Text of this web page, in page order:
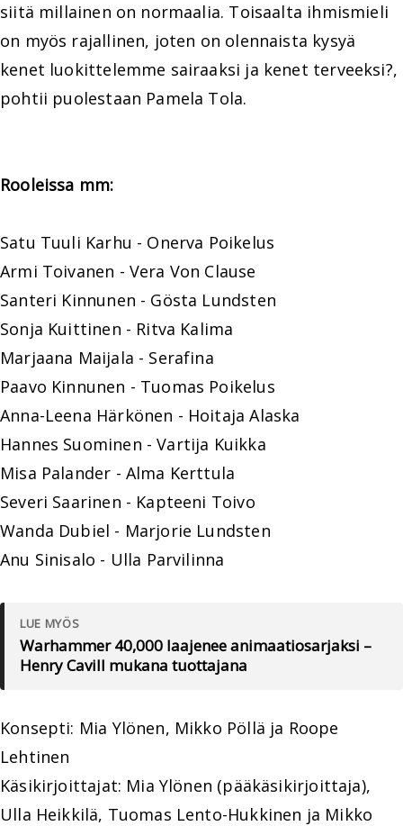
siitä millainen on normaalia. Toisaalta ihmismieli
on myös rajallinen, joten on olennaista kysyä
kenet luokittelemme sairaaksi ja kenet terveeksi?,
pohtii puolestaan Pamela Tola.
Rooleissa mm:
Satu Tuuli Karhu - Onerva Poikelus
Armi Toivanen - Vera Von Clause
Santeri Kinnunen - Gösta Lundsten
Sonja Kuittinen - Ritva Kalima
Marjaana Maijala - Serafina
Paavo Kinnunen - Tuomas Poikelus
Anna-Leena Härkönen - Hoitaja Alaska
Hannes Suominen - Vartija Kuikka
Misa Palander - Alma Kerttula
Severi Saarinen - Kapteeni Toivo
Wanda Dubiel - Marjorie Lundsten
Anu Sinisalo - Ulla Parvilinna
LUE MYÖS
Warhammer 40,000 laajenee animaatiosarjaksi –
Henry Cavill mukana tuottajana
Konsepti: Mia Ylönen, Mikko Pöllä ja Roope
Lehtinen
Käsikirjoittajat: Mia Ylönen (pääkäsikirjoittaja),
Ulla Heikkilä, Tuomas Lento-Hukkinen ja Mikko